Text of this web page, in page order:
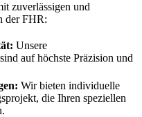
zuverlässigen und
der FHR:
Unsere
auf höchste Präzision und
Wir bieten individuelle
die Ihren speziellen